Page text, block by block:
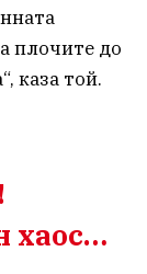
плочите до
каза той.
хаос…